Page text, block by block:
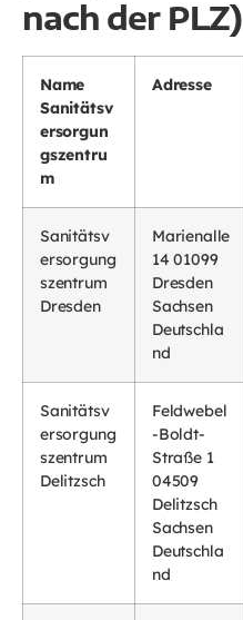
nach der PLZ)
Name
Sanitätsv
ersorgun
gszentru
m
Adresse
Sanitätsv
ersorgung
szentrum
Dresden
Marienalle
14 01099
Dresden
Sachsen
Deutschla
nd
Sanitätsv
ersorgung
szentrum
Delitzsch
Feldwebel
-Boldt-
Straße 1
04509
Delitzsch
Sachsen
Deutschla
nd